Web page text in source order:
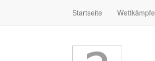
Startseite Wettkämpfe